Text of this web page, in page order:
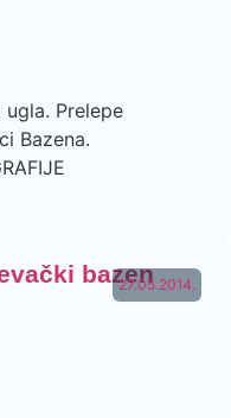
ugla. Prelepe
Bazena.
27.05.2014.
bazen